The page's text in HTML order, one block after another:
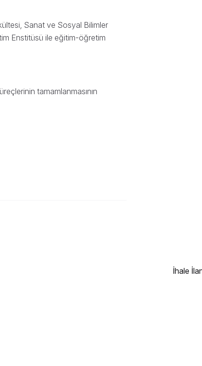
Sanat ve Sosyal Bilimler
Enstitüsü ile eğitim-öğretim
tamamlanmasının
İhale